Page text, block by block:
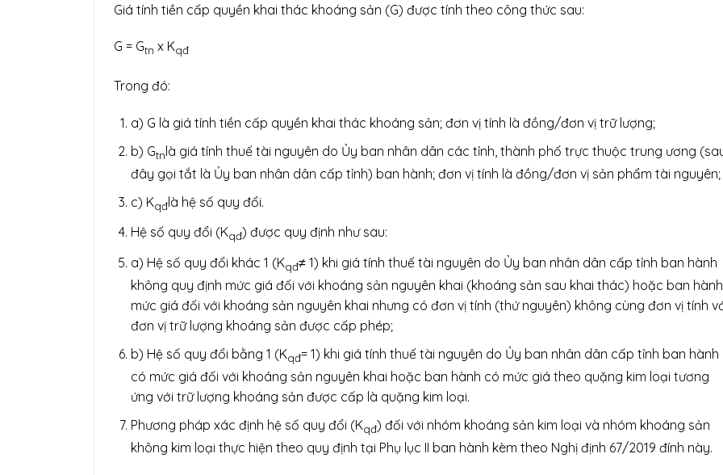
Giá tính tiền cấp quyền khai thác khoáng sản (G) được tính theo công thức sau:
G = Gtn x Kqđ
Trong đó:
a) G là giá tính tiền cấp quyền khai thác khoáng sản; đơn vị tính là đồng/đơn vị trữ lượng;
b) Gtnlà giá tính thuế tài nguyên do Ủy ban nhân dân các tỉnh, thành phố trực thuộc trung ương
đây gọi tắt là Ủy ban nhân dân cấp tỉnh) ban hành; đơn vị tính là đồng/đơn vị sản phẩm tài nguyên;
c) Kqđlà hệ số quy đổi.
Hệ số quy đổi (Kqđ) được quy định như sau:
a) Hệ số quy đổi khác 1 (Kqđ≠ 1) khi giá tính thuế tài nguyên do Ủy ban nhân dân cấp tỉnh ban hành
không quy định mức giá đối với khoáng sản nguyên khai (khoáng sản sau khai thác) hoặc ban hành
mức giá đối với khoáng sản nguyên khai nhưng có đơn vị tính (thứ nguyên) không cùng đơn vị tính
đơn vị trữ lượng khoáng sản được cấp phép;
b) Hệ số quy đổi bằng 1 (Kqđ= 1) khi giá tính thuế tài nguyên do Ủy ban nhân dân cấp tỉnh ban hành
có mức giá đối với khoáng sản nguyên khai hoặc ban hành có mức giá theo quặng kim loại tương
ứng với trữ lượng khoáng sản được cấp là quặng kim loại.
Phương pháp xác định hệ số quy đổi (Kqđ) đối với nhóm khoáng sản kim loại và nhóm khoáng sản
không kim loại thực hiện theo quy định tại Phụ lục II ban hành kèm theo Nghị định 67/2019 đính này.